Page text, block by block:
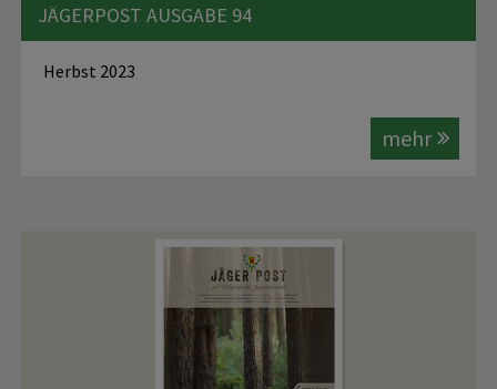
JÄGERPOST AUSGABE 94
Herbst 2023
mehr